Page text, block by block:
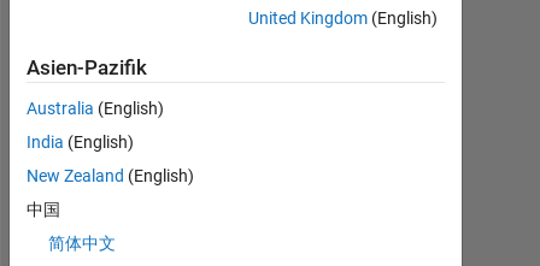
BEITRÄGE L
0
1
2
United Kingdom (English)
Asien-Pazifik
Australia (English)
India (English)
New Zealand (English)
中国
简体中文